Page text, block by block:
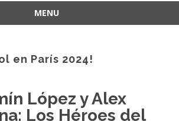
MENU
en París 2024!
López y Alex
Los Héroes del